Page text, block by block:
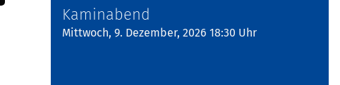
Kaminabend
Mittwoch, 9. Dezember, 2026 18:30 Uhr